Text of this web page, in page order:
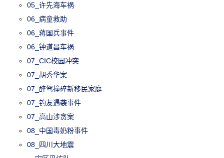
05_许先海车祸
06_病童救助
06_蒋国兵事件
06_钟道昌车祸
07_CIC校园冲突
07_胡秀华案
07_醉驾撞碎新移民家庭
07_钓友遇袭事件
07_高山涉贪案
08_中国毒奶粉事件
08_四川大地震